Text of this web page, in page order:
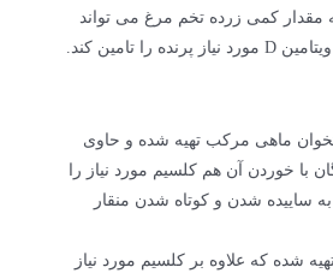
کمی زرده تخم مرغ می تواند
ماهی مرکب تهیه شده و حاوی
با خوردن آن هم کلسیم مورد نیاز را
ساییده شدن و کوتاه شدن منقار
شده که علاوه بر کلسیم مورد نیاز